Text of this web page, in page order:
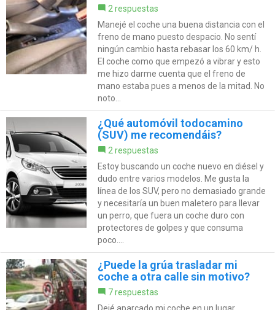
2 respuestas
Manejé el coche una buena distancia con el
freno de mano puesto despacio. No sentí
ningún cambio hasta rebasar los 60 km/ h.
El coche como que empezó a vibrar y esto
me hizo darme cuenta que el freno de
mano estaba pues a menos de la mitad. No
noto...
¿Qué automóvil todocamino
(SUV) me recomendáis?
2 respuestas
Estoy buscando un coche nuevo en diésel y
dudo entre varios modelos. Me gusta la
línea de los SUV, pero no demasiado grande
y necesitaría un buen maletero para llevar
un perro, que fuera un coche duro con
protectores de golpes y que consuma
poco....
¿Puede la grúa trasladar mi
coche a otra calle sin motivo?
7 respuestas
Dejé aparcado mi coche en un lugar